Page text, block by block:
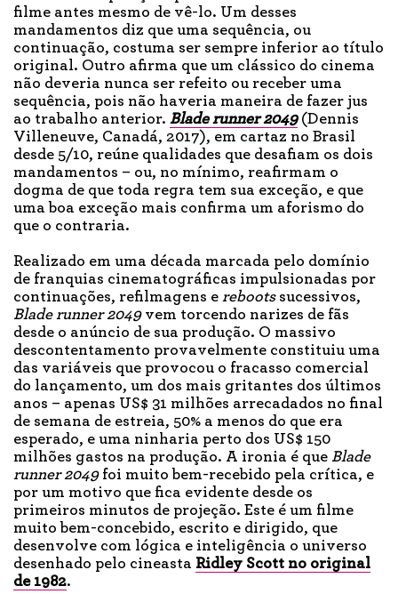
filme antes mesmo de vê-lo. Um desses
mandamentos diz que uma sequência, ou
continuação, costuma ser sempre inferior ao título
original. Outro afirma que um clássico do cinema
não deveria nunca ser refeito ou receber uma
sequência, pois não haveria maneira de fazer jus
ao trabalho anterior. Bladerunner 2049(Dennis
Villeneuve, Canadá, 2017), em cartaz no Brasil
desde 5/10, reúne qualidades que desafiam os dois
mandamentos – ou, no mínimo, reafirmam o
dogma de que toda regra tem sua exceção, e que
uma boa exceção mais confirma um aforismo do
que o contraria.
Realizado em uma década marcada pelo domínio
de franquias cinematográficas impulsionadas por
continuações, refilmagens e rebootssucessivos,
Bladerunner 2049vem torcendo narizes de fãs
desde o anúncio de sua produção. O massivo
descontentamento provavelmente constituiu uma
das variáveis que provocou o fracasso comercial
do lançamento, um dos mais gritantes dos últimos
anos – apenas US$ 31 milhões arrecadados no final
de semana de estreia, 50% a menos do que era
esperado, e uma ninharia perto dos US$ 150
milhões gastos na produção. A ironia é que Blade
runner 2049foi muito bem-recebido pela crítica, e
por um motivo que fica evidente desde os
primeiros minutos de projeção. Este é um filme
muito bem-concebido, escrito e dirigido, que
desenvolve com lógica e inteligência o universo
desenhado pelo cineasta Ridley Scott no original
de 1982.